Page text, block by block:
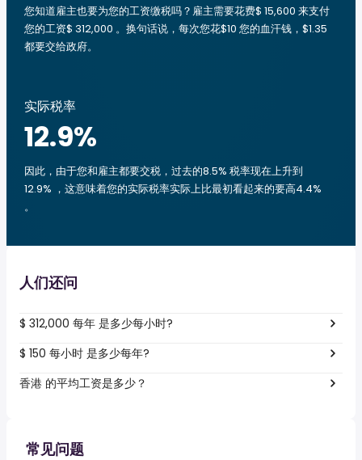
您知道雇主也要为您的工资缴税吗？雇主需要花费$ 15,600 来支付
您的工资$ 312,000 。换句话说，每次您花$10 您的血汗钱，$1.35
都要交给政府。
实际税率
12.9%
因此，由于您和雇主都要交税，过去的8.5% 税率现在上升到
12.9% ，这意味着您的实际税率实际上比最初看起来的要高4.4%
。
人们还问
$ 312,000 每年 是多少每小时?
$ 150 每小时 是多少每年?
香港 的平均工资是多少？
常见问题